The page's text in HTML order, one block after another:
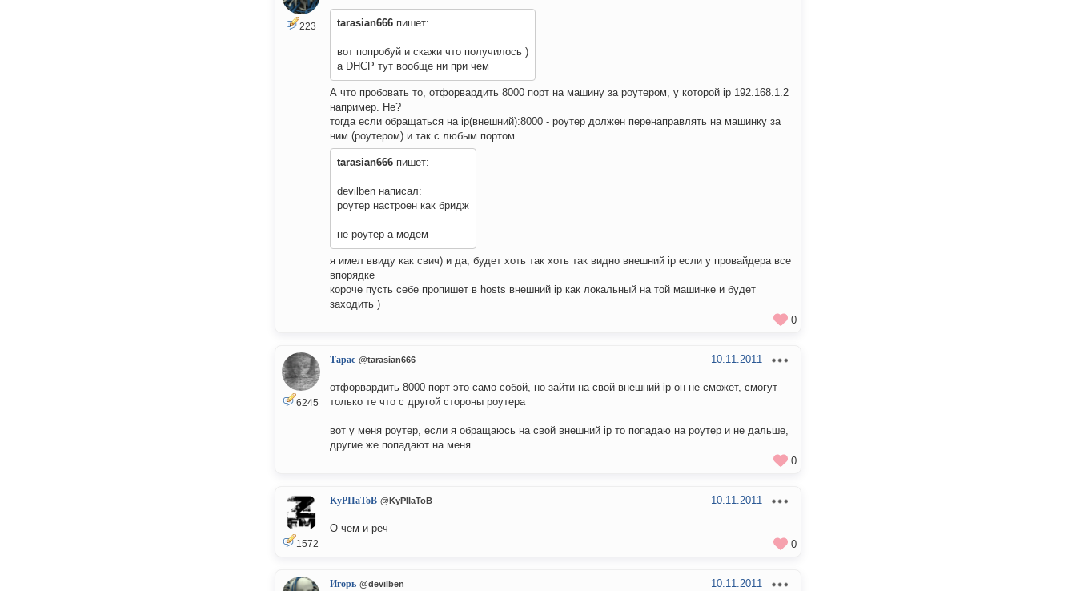
223 tarasian666 пишет:
вот попробуй и скажи что получилось )
а DHCP тут вообще ни при чем
А что пробовать то, отфорвардить 8000 порт на машину за роутером, у которой ip 192.168.1.2
например. Не?
тогда если обращаться на ip(внешний):8000 - роутер должен перенаправлять на машинку за
ним (роутером) и так с любым портом
tarasian666 пишет:
devilben написал:
роутер настроен как бридж
не роутер а модем
я имел ввиду как свич) и да, будет хоть так хоть так видно внешний ip если у провайдера все
впорядке
короче пусть себе пропишет в hosts внешний ip как локальный на той машинке и будет
заходить )
0
6245
Тарас @tarasian666 10.11.2011
отфорвардить 8000 порт это само собой, но зайти на свой внешний ip он не сможет, смогут
только те что с другой стороны роутера
вот у меня роутер, если я обращаюсь на свой внешний ip то попадаю на роутер и не дальше,
другие же попадают на меня
0
1572
KyPIIaToB @KyPIIaToB 10.11.2011
О чем и реч
0
Игорь @devilben 10.11.2011